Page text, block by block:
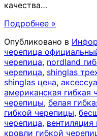
качества…
Подробнее »
Опубликовано в
черепица
черепица, nordland
черепица, shinglas
shinglas цена,
американская гибкая
черепицы, белая
гибкой черепицы,
черепица,
кровли гибкой